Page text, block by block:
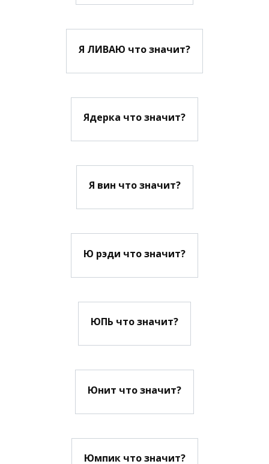
Я ЛИВАЮ что значит?
Ядерка что значит?
Я вин что значит?
Ю рэди что значит?
ЮПЬ что значит?
Юнит что значит?
Юмпик что значит?